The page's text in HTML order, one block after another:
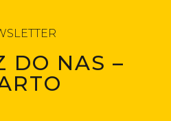
DO NAS –